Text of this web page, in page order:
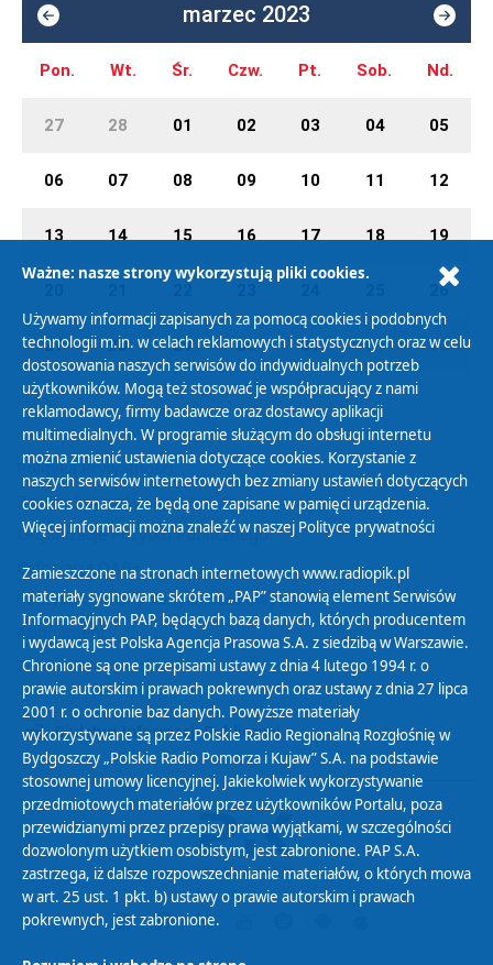
marzec 2023
Pon. Wt. Śr. Czw. Pt. Sob. Nd.
27 28 01 02 03 04 05
06 07 08 09 10 11 12
13 14 15 16 17 18 19
26
27 28 29 30 31 01 02
Polityka Prywatności
Zasady korzystania z Serwisu
Organizacje Pożytku Publicznego
Cyfryzacja DAB+
Polityka ochrony danych osobowych
Abonament
Zamówienia publiczne
Biuletyn Informacji Publicznej
Ważne: nasze strony wykorzystują pliki cookies.
Używamy informacji zapisanych za pomocą cookies i podobnych
technologii m.in. w celach reklamowych i statystycznych oraz w celu
dostosowania naszych serwisów do indywidualnych potrzeb
użytkowników. Mogą też stosować je współpracujący z nami
reklamodawcy, firmy badawcze oraz dostawcy aplikacji
multimedialnych. W programie służącym do obsługi internetu
można zmienić ustawienia dotyczące cookies. Korzystanie z
naszych serwisów internetowych bez zmiany ustawień dotyczących
cookies oznacza, że będą one zapisane w pamięci urządzenia.
Więcej informacji można znaleźć w naszej Polityce prywatności
Zamieszczone na stronach internetowych www.radiopik.pl
materiały sygnowane skrótem „PAP” stanowią element Serwisów
Informacyjnych PAP, będących bazą danych, których producentem
i wydawcą jest Polska Agencja Prasowa S.A. z siedzibą w Warszawie.
Chronione są one przepisami ustawy z dnia 4 lutego 1994 r. o
prawie autorskim i prawach pokrewnych oraz ustawy z dnia 27 lipca
2001 r. o ochronie baz danych. Powyższe materiały
wykorzystywane są przez Polskie Radio Regionalną Rozgłośnię w
Bydgoszczy „Polskie Radio Pomorza i Kujaw” S.A. na podstawie
stosownej umowy licencyjnej. Jakiekolwiek wykorzystywanie
przedmiotowych materiałów przez użytkowników Portalu, poza
przewidzianymi przez przepisy prawa wyjątkami, w szczególności
dozwolonym użytkiem osobistym, jest zabronione. PAP S.A.
zastrzega, iż dalsze rozpowszechnianie materiałów, o których mowa
w art. 25 ust. 1 pkt. b) ustawy o prawie autorskim i prawach
pokrewnych, jest zabronione.